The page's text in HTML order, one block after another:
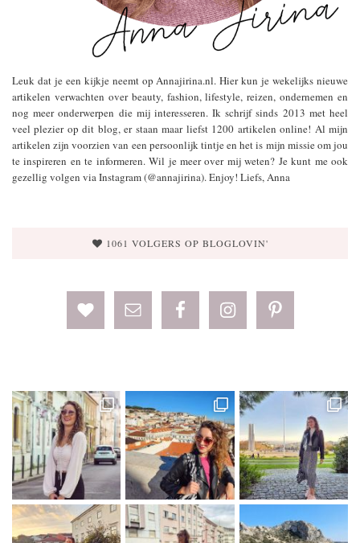
Leuk dat je een kijkje neemt op Annajirina.nl. Hier kun je wekelijks nieuwe
artikelen verwachten over beauty, fashion, lifestyle, reizen, ondernemen en
nog meer onderwerpen die mij interesseren. Ik schrijf sinds 2013 met heel
veel plezier op dit blog, er staan maar liefst 1200 artikelen online! Al mijn
artikelen zijn voorzien van een persoonlijk tintje en het is mijn missie om jou
te inspireren en te informeren. Wil je meer over mij weten? Je kunt me ook
gezellig volgen via Instagram (@annajirina). Enjoy! Liefs, Anna
1061 VOLGERS OP BLOGLOVIN'